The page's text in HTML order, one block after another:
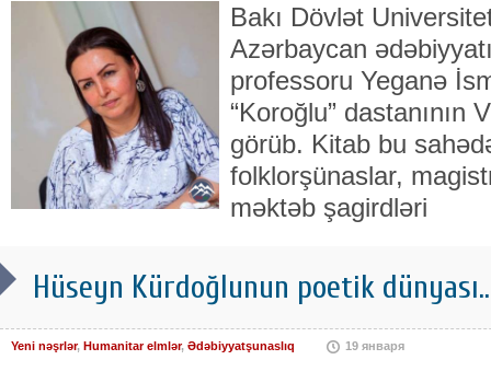
Bakı Dövlət
Azərbaycan
professoru Yeganə
“Koroğlu” dastanının
görüb. Kitab bu
folklorşünaslar,
məktəb şagirdləri
Hüseyn Kürdoğlunun poetik
Yeni nəşrlər, Humanitar elmlər, Ədəbiyyatşunaslıq 19 января